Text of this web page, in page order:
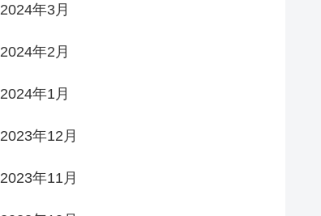
2024年3月
2024年2月
2024年1月
2023年12月
2023年11月